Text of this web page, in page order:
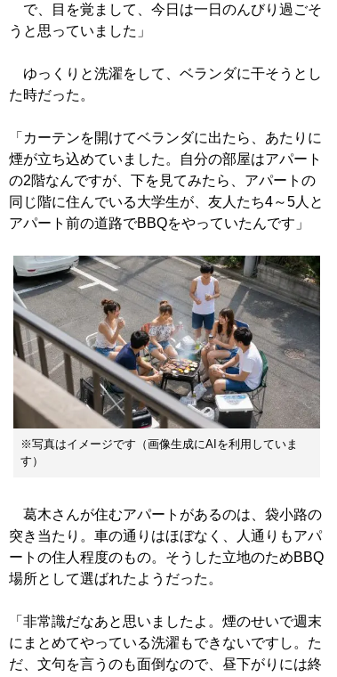
で、目を覚まして、今日は一日のんびり過ごそ
うと思っていました」
ゆっくりと洗濯をして、ベランダに干そうとし
た時だった。
「カーテンを開けてベランダに出たら、あたりに
煙が立ち込めていました。自分の部屋はアパート
の2階なんですが、下を見てみたら、アパートの
同じ階に住んでいる大学生が、友人たち4～5人と
アパート前の道路でBBQをやっていたんです」
※写真はイメージです（画像生成にAIを利用していま
す）
葛木さんが住むアパートがあるのは、袋小路の
突き当たり。車の通りはほぼなく、人通りもアパ
ートの住人程度のもの。そうした立地のためBBQ
場所として選ばれたようだった。
「非常識だなあと思いましたよ。煙のせいで週末
にまとめてやっている洗濯もできないですし。た
だ、文句を言うのも面倒なので、昼下がりには終